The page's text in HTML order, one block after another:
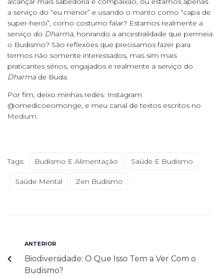
a serviço do “eu menor” e usando o manto como “capa de
super-herói”, como costumo falar? Estamos realmente a
serviço do Dharma, honrando a ancestralidade que permeia
o Budismo? São reflexões que precisamos fazer para
termos não somente interessados, mas sim mais
praticantes sérios, engajados e realmente a serviço do
Dharma de Buda.
Por fim, deixo minhas redes: Instagram
@omedicoeomonge, e meu canal de textos escritos no
Medium.
Tags: Budismo E Alimentação Saúde E Budismo
Saúde Mental Zen Budismo
ANTERIOR
Biodiversidade: O Que Isso Tem a Ver Com o
Budismo?